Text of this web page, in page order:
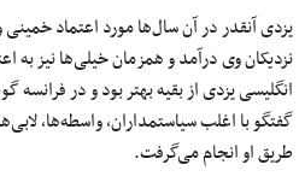
نزدیکان وی درآمد و همزمان خیلی‌ها نیز به
انگلیسی یزدی از بقیه بهتر بود و در
گفتگو با اغلب سیاستمداران، واسطه‌ها،
طریق او انجام می‌گرفت.